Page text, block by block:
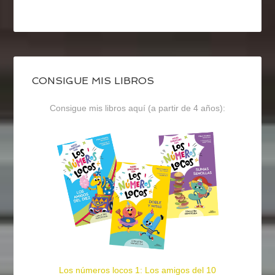
CONSIGUE MIS LIBROS
Consigue mis libros aquí (a partir de 4 años):
Los números locos 1: Los amigos del 10